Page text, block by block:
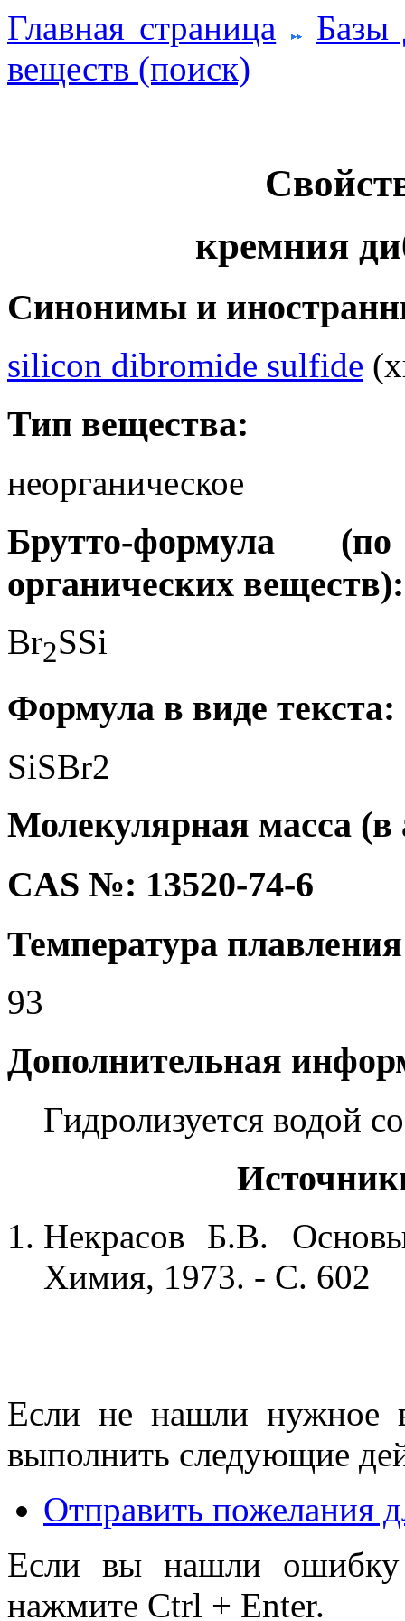
Главная страница
Базы
веществ (поиск)
кремния
Синонимы и
silicon dibromide sulfide
Тип вещества:
неорганическое
Брутто-формула
органических веществ):
Br2SSi
Формула в виде текста:
SiSBr2
Молекулярная масса (в
CAS №: 13520-74-6
Температура
93
Дополнительная
Гидролизуется водой
Некрасов Б.В.
Химия, 1973. - С. 602
Если не нашли нужное
выполнить следующие
Отправить пожелания
Если вы нашли ошибку
нажмите Ctrl + Enter.